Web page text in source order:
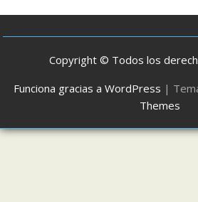
Copyright © Todos los
Funciona gracias a WordPress |
Themes